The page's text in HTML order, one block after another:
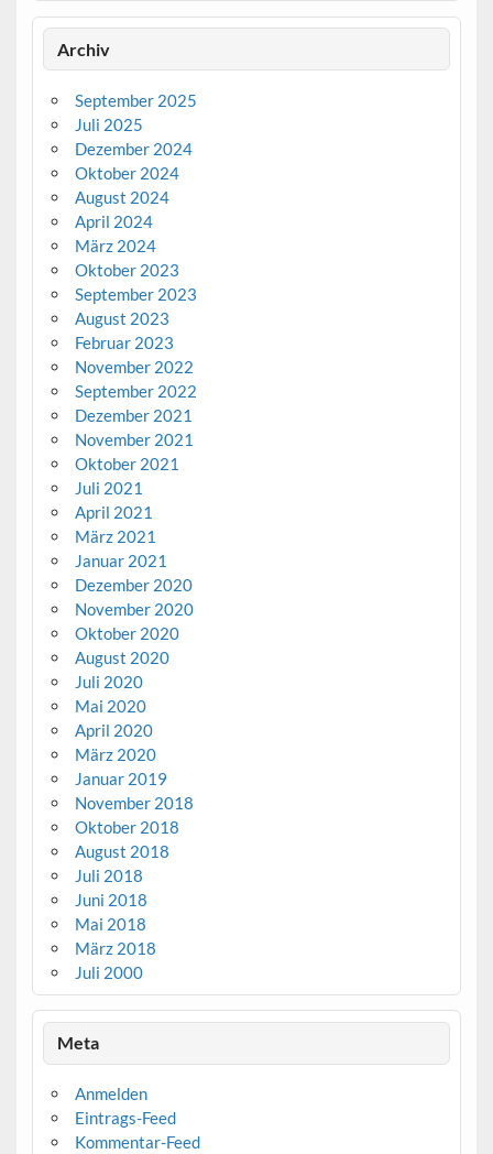
Archiv
September 2025
Juli 2025
Dezember 2024
Oktober 2024
August 2024
April 2024
März 2024
Oktober 2023
September 2023
August 2023
Februar 2023
November 2022
September 2022
Dezember 2021
November 2021
Oktober 2021
Juli 2021
April 2021
März 2021
Januar 2021
Dezember 2020
November 2020
Oktober 2020
August 2020
Juli 2020
Mai 2020
April 2020
März 2020
Januar 2019
November 2018
Oktober 2018
August 2018
Juli 2018
Juni 2018
Mai 2018
März 2018
Juli 2000
Meta
Anmelden
Eintrags-Feed
Kommentar-Feed